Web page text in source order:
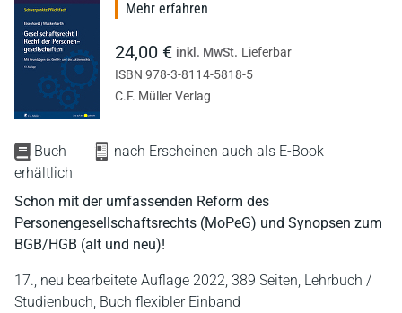
Buch
nach Erscheinen auch als E-Book
erhältlich
Schon mit der umfassenden Reform des
Personengesellschaftsrechts (MoPeG) und Synopsen zum
BGB/HGB (alt und neu)!
17., neu bearbeitete Auflage 2022, 389 Seiten, Lehrbuch /
Studienbuch, Buch flexibler Einband
Mehr erfahren
24,00 € inkl. MwSt. Lieferbar
ISBN 978-3-8114-5818-5
C.F. Müller Verlag